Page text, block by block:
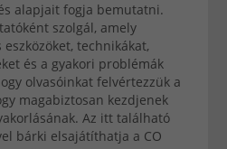
alapjait fogja bemutatni.
szolgál, amely
technikákat,
és a gyakori problémák
olvasóinkat felvértezzük a
magabiztosan kezdjenek
Az itt található
bárki elsajátíthatja a CO